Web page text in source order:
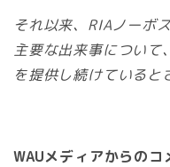
それ以来、RIAノーボ
主要な出来事について
を提供し続けていると
WAUメディアからのコ